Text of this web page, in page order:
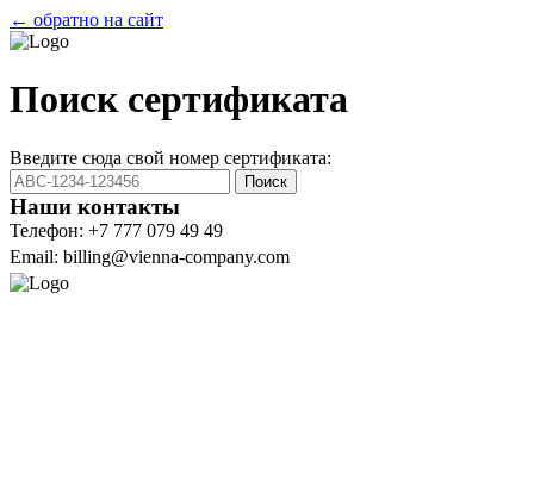
← обратно на сайт
Поиск сертификата
Введите сюда свой номер сертификата:
Поиск
Наши контакты
Телефон: +7 777 079 49 49
Email: billing@vienna-company.com